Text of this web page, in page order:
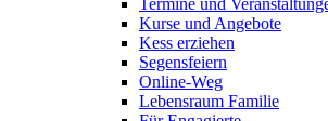
Termine und
Kurse und Angebote
Kess erziehen
Segensfeiern
Online-Weg
Lebensraum Familie